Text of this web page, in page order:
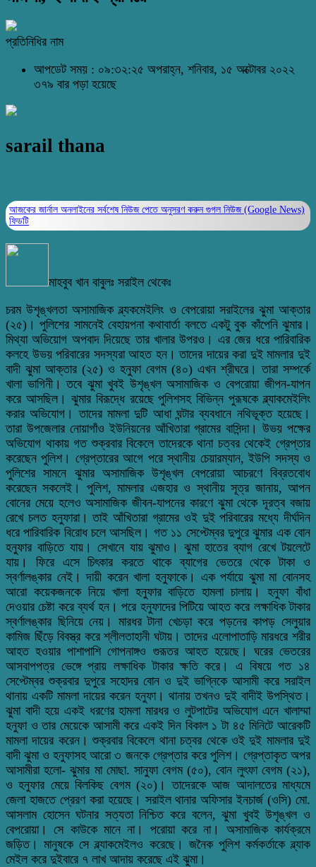
প্রতিনিধির নাম
আপডেট সময় : ০৯:৩২:২৫ অপরাহ্ন, শনিবার, ১৫ অক্টোবর ২০২২
৩৭৯ বার পড়া হয়েছে
sarail thana
আজকের জার্নাল অনলাইনের সর্বশেষ নিউজ পেতে অনুসরণ করুন গুগল নিউজ (Google News)
ফিডটি
মাহবুব খান বাবুলঃ সরাইল থেকেঃ
চরম উশৃঙ্খলতা অসামাজিক ব্ল্যকমেইলিং ও বেপরোয়া সরাইলের ঝুমা আক্তার
(২৫)। পুলিশের সামনেই বেহায়পনা কথাবার্তা বলতে একটু বুক কাঁপেনি ঝুমার।
মিথ্যা অভিয়োগ অপবাদ দিয়েছে তার খালার উপরও। এর জের ধরে পারিবারিক
কলহে উভয় পরিবারের সদস্যরা আহত হন। তাদের দায়ের করা দুই মামলার দুই
বাদী ঝুমা আক্তার (২৫) ও হনুফা বেগম (৪০) এখন শ্রীঘরে। তারা সম্পর্কে
খালা ভাগিনী। তবে ঝুমা খুবই উশৃঙ্খল অসামাজিক ও বেপরোয়া জীপন-যাপন
করে আসছিল। ঝুমার বিরূদ্ধে রয়েছে পুলিশসহ বিভিন্ন পুরূষকে ব্ল্যাকমেইলিং
করার অভিযোগ। তাদের মামলা দুটি আধা ঘন্টার ব্যবধানে নথিভূক্ত হয়েছে।
তারা উপজেলার নোয়াগাঁও ইউনিয়নের আঁখিতারা গ্রামের বাসিন্দা। উভয় পক্ষের
অভিযোগ থাকায় গত শুক্রবার বিকেলে তাদেরকে থানা চত্বর থেকেই গ্রেপ্তার
করেছেন পুলিশ। গ্রেপ্তারের আগে পরে স্থানীয় চেয়ারম্যান, ইউপি সদস্য ও
পুলিশের সামনে ঝুমার অসামাজিক উশৃঙ্খল বেপরোয়া আচরণে বিব্রতবোধ
করেছেন সকলেই। পুলিশ, মামলার এজহার ও স্থানীয় সূত্র জানায়, আপন
বোনের মেয়ে হলেও অসামাজিক জীবন-যাপনের কারণে ঝুমা থেকে দূরত্ব বজায়
রেখে চলত হনুফারা। তাই আঁখিতারা গ্রামের ওই দুই পরিবারের মধ্যে দীর্ঘদিন
ধরে পারিবারিক বিরোধ চলে আসছিল। গত ১১ সেপ্টেম্বর দুপুরে ঝুমার এক বোন
হনুফার বাড়িতে যায়। সেখানে যায় ঝুমাও। ঝুমা হাতের ব্যাগ রেখে টয়লেটে
যায়। ফিরে এসে চিৎকার করতে থাকে ব্যাগের ভেতরে থেকে টাকা ও
স্বর্ণালঙ্কার নেই। দায়ী করেন খালা হনুফাকে। এক পর্যায়ে ঝুমা মা বোনসহ
আরো কয়েকজনকে নিয়ে খালা হনুফার বাড়িতে হামলা চালায়। হনুফা বাঁধা
দেওয়ার চেষ্টা করে ব্যর্থ হন। পরে হনুফাদের পিটিয়ে আহত করে লক্ষাধিক টাকার
স্বর্ণালঙ্কার ছিনিয়ে নেয়। মারধর টানা খেচড়া করে পড়নের কাপড় সেলুয়ার
কামিজ ছিঁড়ে বিবস্ত্র করে শ্লীলতাহানী ঘটায়। তাদের এলোপাতাড়ি মারধরে শরীর
আহত হওয়ার পাশাপাশি গোপনাঙ্গও গুরূতর আহত হয়েছে। ঘরের ভেতরের
আসবাপপত্র ভেঙ্গে প্রায় লক্ষাধিক টাকার ক্ষতি করে। এ বিষয়ে গত ১৪
সেপ্টেম্বর শুক্রবার দুপুরে সহোদর বোন ও দুই ভাগ্নিকে আসামী করে সরাইল
থানায় একটি মামলা দায়ের করেন হনুফা। থানায় তখনও দুই বাদীই উপস্থিত।
ঝুমা বাদী হয়ে একই ধরণের হামলা মারধর ও লুটপাটের অভিযোগ এনে খালাম্মা
হনুফা ও তার মেয়েকে আসামী করে একই দিন বিকাল ১ টা ৪৫ মিনিটে আরেকটি
মামলা দায়ের করেন। শুক্রবার বিকেলে থানা চত্বর থেকে ওই দুই মামলার দুই
বাদী ঝুমা ও হনুফাসহ আরো ৩ জনকে গ্রেপ্তার করে পুলিশ। গ্রেপ্তাকৃত অপর
আসামীরা হলো- ঝুমার মা মোছা. সানুফা বেগম (৫০), বোন লুৎফা বেগম (২১),
ও হনুফার মেয়ে বিলকিছ বেগম (২০)। তাদেরকে আজ আদালতের মাধ্যমে
জেলা হাজতে প্রেরণ করা হয়েছে। সরাইল থানার অফিসার ইনচার্জ (ওসি) মো.
আসলাম হোসেন ঘটনার সত্যতা নিশ্চিত করে বলেন, ঝুমা খুবই উশৃঙ্খল ও
বেপরোয়া। সে কাউকে মানে না। পরোয়া করে না। অসামাজিক কার্যক্রমে
জড়িত। মানুষকে সে ব্ল্যাকমেইলও করেছে। জনৈক পুলিশ কর্মকর্তাকে ব্ল্যাক
মেইল করে দুইবারে ৭ লাখ আদায় করেছে এই ঝুমা।